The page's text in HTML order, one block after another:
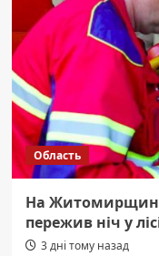
Область
На Житомирщині
пережив ніч у
3 дні тому назад